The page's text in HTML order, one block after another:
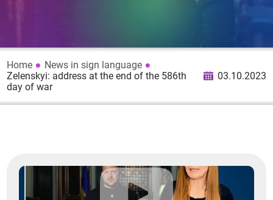
Home
News in sign language
Zelenskyi: address at the end of the 586th
day of war
03.10.2023